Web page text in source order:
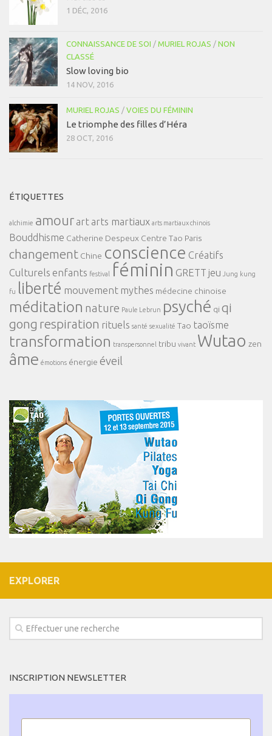
1 DÉC, 2016
CONNAISSANCE DE SOI / MURIEL ROJAS / NON
CLASSÉ
Slow loving bio
14 NOV, 2016
MURIEL ROJAS / VOIES DU FÉMININ
Le triomphe des filles d’Héra
28 OCT, 2016
ÉTIQUETTES
alchimie amour art arts martiaux arts martiaux chinois
Bouddhisme Catherine Despeux Centre Tao Paris
changement Chine conscience Créatifs
Culturels enfants festival féminin GRETT jeu Jung kung
fu liberté mouvement mythes médecine chinoise
méditation nature Paule Lebrun psyché qi qi
gong respiration rituels santé sexualité Tao taoïsme
transformation transpersonnel tribu vivant Wutao zen
âme émotions énergie éveil
EXPLORER
INSCRIPTION NEWSLETTER